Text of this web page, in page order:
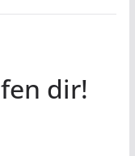
dir!